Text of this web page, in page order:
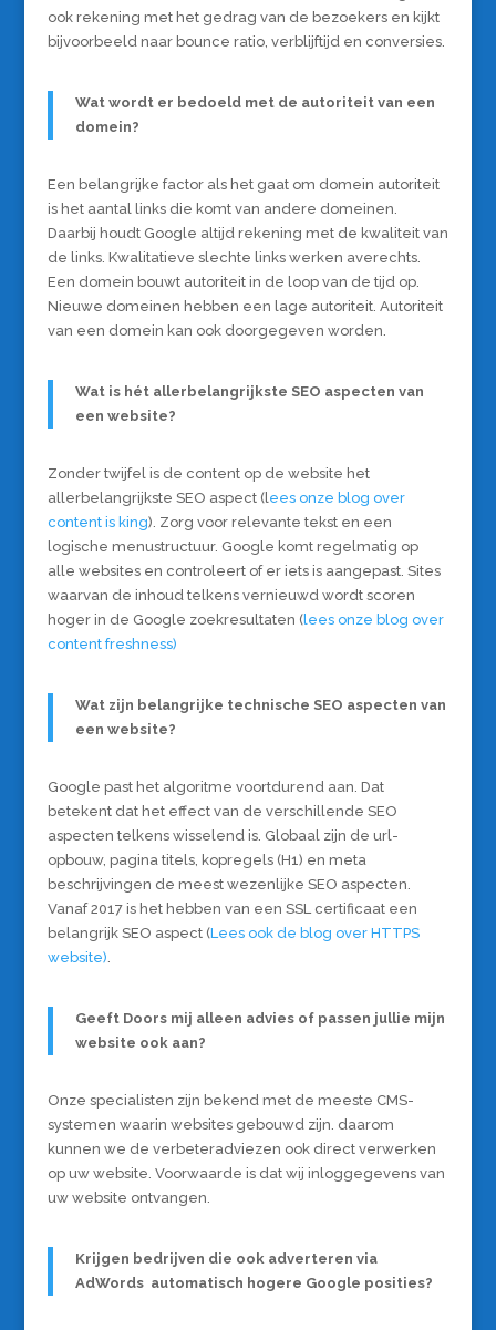
ook rekening met het gedrag van de bezoekers en kijkt
bijvoorbeeld naar bounce ratio, verblijftijd en conversies.
Wat wordt er bedoeld met de autoriteit van een
domein?
Een belangrijke factor als het gaat om domein autoriteit
is het aantal links die komt van andere domeinen.
Daarbij houdt Google altijd rekening met de kwaliteit van
de links. Kwalitatieve slechte links werken averechts.
Een domein bouwt autoriteit in de loop van de tijd op.
Nieuwe domeinen hebben een lage autoriteit. Autoriteit
van een domein kan ook doorgegeven worden.
Wat is hét allerbelangrijkste SEO aspecten van
een website?
Zonder twijfel is de content op de website het
allerbelangrijkste SEO aspect (l ees onze blog over
content is king). Zorg voor relevante tekst en een
logische menustructuur. Google komt regelmatig op
alle websites en controleert of er iets is aangepast. Sites
waarvan de inhoud telkens vernieuwd wordt scoren
hoger in de Google zoekresultaten (lees onze blog over
content freshness)
Wat zijn belangrijke technische SEO aspecten van
een website?
Google past het algoritme voortdurend aan. Dat
betekent dat het effect van de verschillende SEO
aspecten telkens wisselend is. Globaal zijn de url-
opbouw, pagina titels, kopregels (H1) en meta
beschrijvingen de meest wezenlijke SEO aspecten.
Vanaf 2017 is het hebben van een SSL certificaat een
belangrijk SEO aspect (Lees ook de blog over HTTPS
website)
Geeft Doors mij alleen advies of passen jullie mijn
website ook aan?
Onze specialisten zijn bekend met de meeste CMS-
systemen waarin websites gebouwd zijn. daarom
kunnen we de verbeteradviezen ook direct verwerken
op uw website. Voorwaarde is dat wij inloggegevens van
uw website ontvangen.
Krijgen bedrijven die ook adverteren via
AdWords automatisch hogere Google posities?